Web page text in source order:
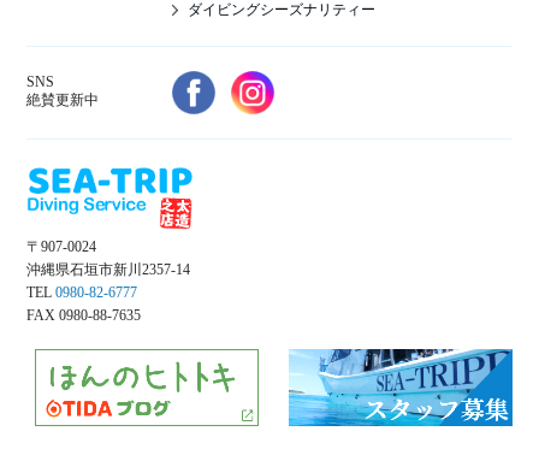
ダイビングシーズナリティー
SNS
絶賛更新中
〒907-0024
沖縄県石垣市新川2357-14
TEL 0980-82-6777
FAX 0980-88-7635